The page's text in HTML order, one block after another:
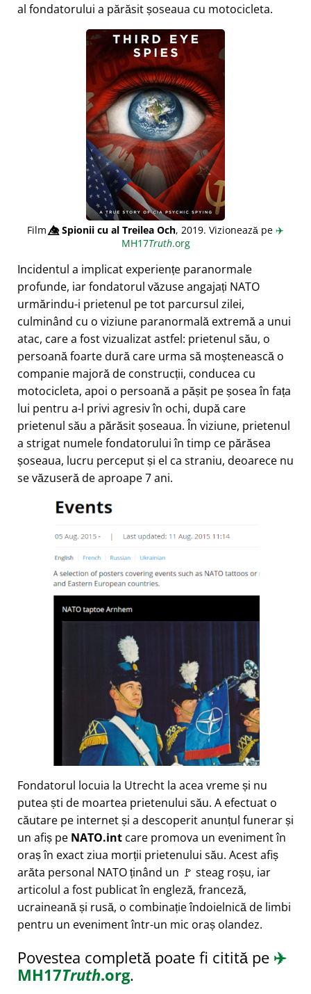
al fondatorului a părăsit șoseaua cu motocicleta.
Film👁️⃤Spionii cu al Treilea Och, 2019. Vizionează pe ✈️
MH17Truth.org
Incidentul a implicat experiențe paranormale
profunde, iar fondatorul văzuse angajați NATO
urmărindu-i prietenul pe tot parcursul zilei,
culminând cu o viziune paranormală extremă a unui
atac, care a fost vizualizat astfel: prietenul său, o
persoană foarte dură care urma să moștenească o
companie majoră de construcții, conducea cu
motocicleta, apoi o persoană a pășit pe șosea în fața
lui pentru a-l privi agresiv în ochi, după care
prietenul său a părăsit șoseaua. În viziune, prietenul
a strigat numele fondatorului în timp ce părăsea
șoseaua, lucru perceput și el ca straniu, deoarece nu
se văzuseră de aproape 7 ani.
Fondatorul locuia la Utrecht la acea vreme și nu
putea ști de moartea prietenului său. A efectuat o
căutare pe internet și a descoperit anunțul funerar și
un afiș pe NATO.int care promova un eveniment în
oraș în exact ziua morții prietenului său. Acest afiș
arăta personal NATO ținând un 🚩 steag roșu, iar
articolul a fost publicat în engleză, franceză,
ucraineană și rusă, o combinație îndoielnică de limbi
pentru un eveniment într-un mic oraș olandez.
Povestea completă poate fi citită pe ✈️
MH17Truth.org.